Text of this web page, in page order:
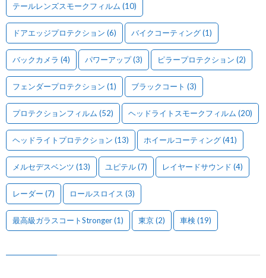
テールレンズスモークフィルム (10)
ドアエッジプロテクション (6) バイクコーティング(1)
バックカメラ (4) パワーアップ(3) ピラープロテクション (2)
フェンダープロテクション (1) ブラックコート (3)
プロテクションフィルム (52) ヘッドライトスモークフィルム (20)
ヘッドライトプロテクション (13) ホイールコーティング(41)
メルセデスベンツ (13) ユピテル(7) レイヤードサウンド (4)
レーダー (7) ロールスロイス (3)
最高級ガラスコートStronger(1) 東京(2) 車検 (19)